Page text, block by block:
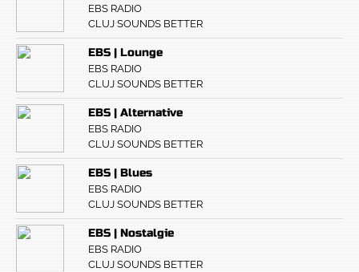
EBS RADIO
CLUJ SOUNDS BETTER
EBS | Lounge
EBS RADIO
CLUJ SOUNDS BETTER
EBS | Alternative
EBS RADIO
CLUJ SOUNDS BETTER
EBS | Blues
EBS RADIO
CLUJ SOUNDS BETTER
EBS | Nostalgie
EBS RADIO
CLUJ SOUNDS BETTER